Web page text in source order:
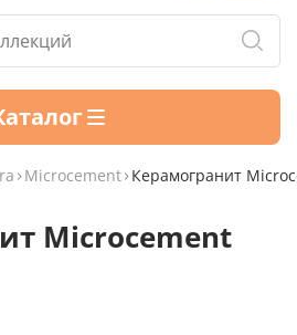
Microcement Керамогранит
Microcement